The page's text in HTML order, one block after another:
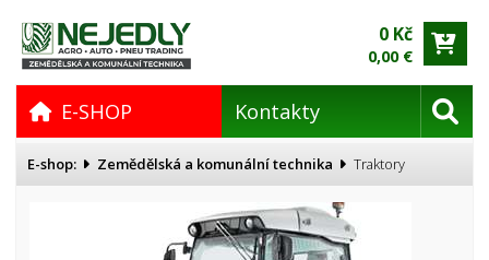
0 Kč
0,00 €
E-SHOP Kontakty
E-shop: Zemědělská a komunální technika Traktory